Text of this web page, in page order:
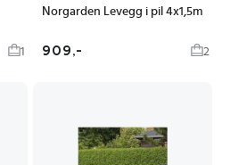
1
Norgarden Levegg i pil 4x1,5m
909,- 2